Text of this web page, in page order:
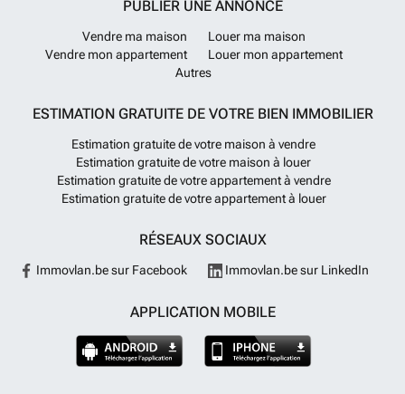
PUBLIER UNE ANNONCE
Vendre ma maison
Louer ma maison
Vendre mon appartement
Louer mon appartement
Autres
ESTIMATION GRATUITE DE VOTRE BIEN IMMOBILIER
Estimation gratuite de votre maison à vendre
Estimation gratuite de votre maison à louer
Estimation gratuite de votre appartement à vendre
Estimation gratuite de votre appartement à louer
RÉSEAUX SOCIAUX
Immovlan.be sur Facebook Immovlan.be sur LinkedIn
APPLICATION MOBILE